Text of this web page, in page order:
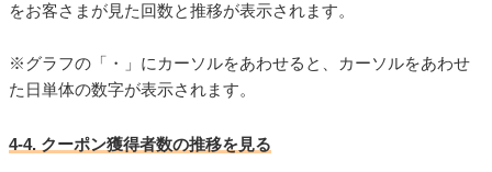
をお客さまが見た回数と推移が表示されます。
※グラフの「・」にカーソルをあわせると、カーソルをあわせ
た日単体の数字が表示されます。
4-4. クーポン獲得者数の推移を見る